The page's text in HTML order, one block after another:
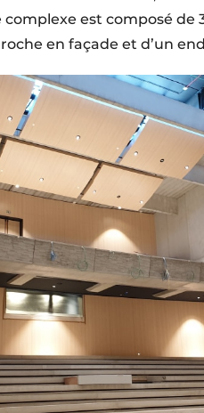
complexe est composé
en façade et d’un